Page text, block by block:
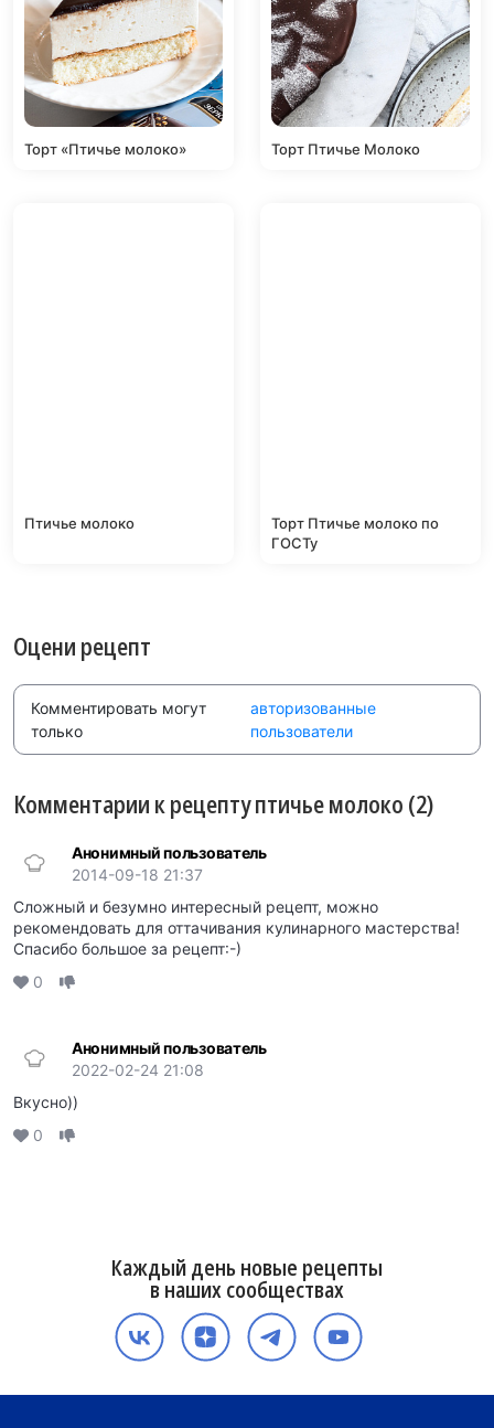
Торт «Птичье молоко» Торт Птичье Молоко
Птичье молоко
Торт Птичье молоко по
ГОСТу
Оцени рецепт
Комментировать могут
только
авторизованные
пользователи
Комментарии к рецепту птичье молоко (2)
Анонимный пользователь
2014-09-18 21:37
Сложный и безумно интересный рецепт, можно
рекомендовать для оттачивания кулинарного мастерства!
Спасибо большое за рецепт:-)
0
Анонимный пользователь
2022-02-24 21:08
Вкусно))
0
Каждый день новые рецепты
в наших сообществах